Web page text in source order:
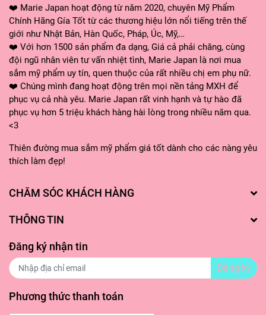
❤️ Marie Japan hoạt động từ năm 2020, chuyên Mỹ Phẩm
Chính Hãng Gía Tốt từ các thương hiệu lớn nổi tiếng trên thế
giới như Nhật Bản, Hàn Quốc, Pháp, Úc, Mỹ,…
❤️ Với hơn 1500 sản phẩm đa dạng, Giá cả phải chăng, cùng
đội ngũ nhân viên tư vấn nhiệt tình, Marie Japan là nơi mua
sắm mỹ phẩm uy tín, quen thuộc của rất nhiều chị em phụ nữ.
❤️ Chúng mình đang hoạt động trên mọi nền tảng MXH để
phục vụ cả nhà yêu. Marie Japan rất vinh hạnh và tự hào đã
phục vụ hơn 5 triệu khách hàng hài lòng trong nhiều năm qua.
<3
Thiên đường mua sắm mỹ phẩm giá tốt dành cho các nàng yêu
thích làm đẹp!
CHĂM SÓC KHÁCH HÀNG
THÔNG TIN
Đăng ký nhận tin
Đăng ký
Phương thức thanh toán